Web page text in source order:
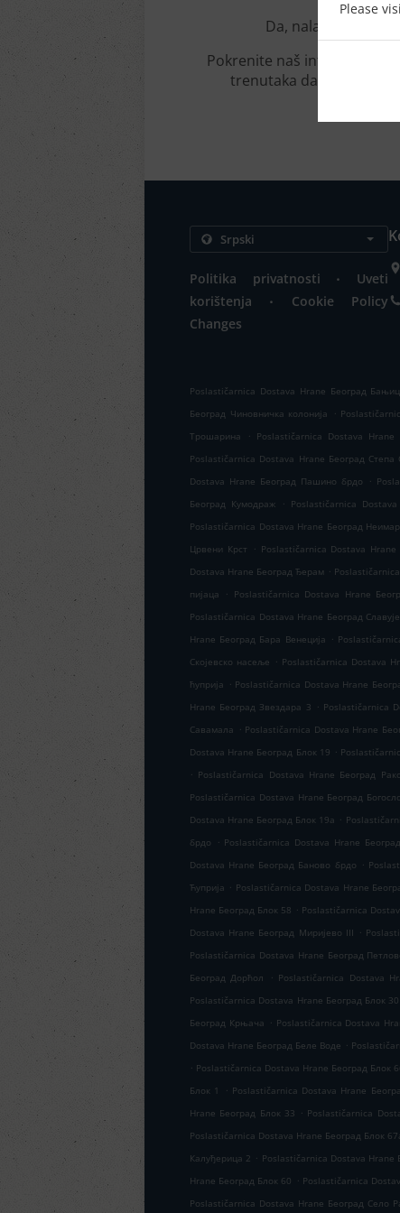
Please
Da, nalazimo se u
Pokrenite naš interaktivni
trenutaka da
Politika privatnosti .
Uveti
korištenja
.
Cookie Policy
Changes
Poslastičarnica Dostava Hrane Београд
Београд Чиновничка колонија
.
Трошарина
. Poslastičarnica Dostava Hrane
Poslastičarnica Dostava Hrane Београд Степа
Dostava Hrane Београд Пашино брдо
.
Београд Кумодраж
. Poslastičarnica
Poslastičarnica Dostava Hrane Београд Неимар
Црвени Крст
. Poslastičarnica Dostava
Dostava Hrane Београд Ђерам .
пијаца
. Poslastičarnica Dostava Hrane
Poslastičarnica Dostava Hrane Београд
Hrane Београд Бара Венеција .
Скојевско насеље . Poslastičarnica Dostava
ћуприја . Poslastičarnica Dostava Hrane
Hrane Београд Звездара 3 . Poslastičarnica
Савамала . Poslastičarnica Dostava Hrane
Dostava Hrane Београд Блок 19 .
. Poslastičarnica Dostava Hrane Београд
Poslastičarnica Dostava Hrane Београд
Dostava Hrane Београд Блок 19а .
брдо
. Poslastičarnica Dostava Hrane
Dostava Hrane Београд Баново брдо .
Ћуприја . Poslastičarnica Dostava Hrane
Hrane Београд Блок 58 . Poslastičarnica
Dostava Hrane Београд Миријево III .
Poslastičarnica Dostava Hrane Београд
Београд Дорћол
. Poslastičarnica Dostava
Poslastičarnica Dostava Hrane Београд Блок 30
Београд Крњача . Poslastičarnica Dostava
Dostava Hrane Београд Беле Воде .
. Poslastičarnica Dostava Hrane Београд Блок
Блок 1
. Poslastičarnica Dostava Hrane
Hrane Београд Блок 33 . Poslastičarnica
Poslastičarnica Dostava Hrane Београд Блок
Калуђерица 2 . Poslastičarnica Dostava Hrane
Hrane Београд Блок 60 . Poslastičarnica
Poslastičarnica Dostava Hrane Београд Село